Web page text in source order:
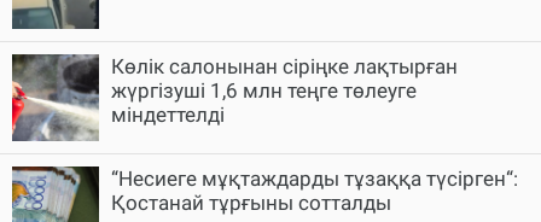
Көлік салонынан сіріңке лақтырған
жүргізуші 1,6 млн теңге төлеуге
міндеттелді
“Несиеге мұқтаждарды тұзаққа түсірген“:
Қостанай тұрғыны сотталды